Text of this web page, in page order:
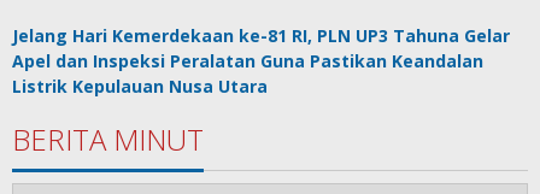
Jelang Hari Kemerdekaan ke-81 RI, PLN UP3 Tahuna Gelar
Apel dan Inspeksi Peralatan Guna Pastikan Keandalan
Listrik Kepulauan Nusa Utara
BERITA MINUT